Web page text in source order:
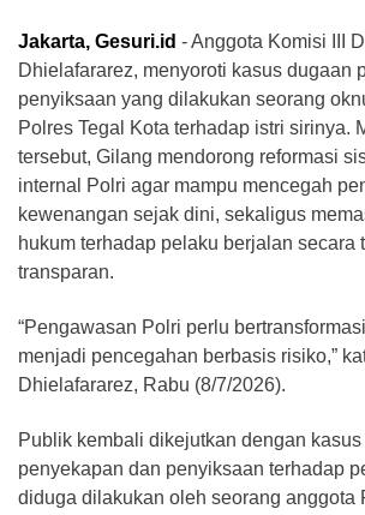
Jakarta, Gesuri.id - Anggota Komisi III
Dhielafararez, menyoroti kasus dugaan
penyiksaan yang dilakukan seorang
Polres Tegal Kota terhadap istri sirinya.
tersebut, Gilang mendorong reformasi
internal Polri agar mampu mencegah
kewenangan sejak dini, sekaligus
hukum terhadap pelaku berjalan secara
transparan.
“Pengawasan Polri perlu
menjadi pencegahan berbasis risiko,”
Dhielafararez, Rabu (8/7/2026).
Publik kembali dikejutkan dengan
penyekapan dan penyiksaan terhadap
diduga dilakukan oleh seorang anggota